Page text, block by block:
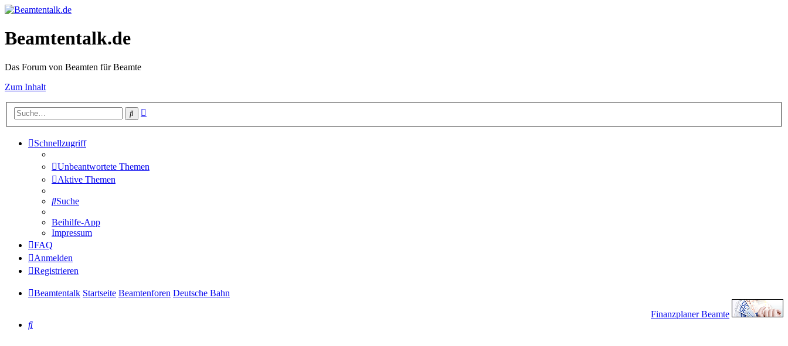
Beamtentalk.de
Das Forum von Beamten für Beamte
Zum Inhalt
Suche
Schnellzugriff
Unbeantwortete Themen
Aktive Themen
Suche
Beihilfe-App
Impressum
FAQ
Anmelden
Registrieren
Beamtentalk Startseite Beamtenforen Deutsche Bahn
Finanzplaner Beamte
Suche